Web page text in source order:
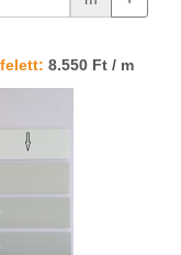
8.550 Ft / m